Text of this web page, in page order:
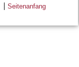
Seitenanfang